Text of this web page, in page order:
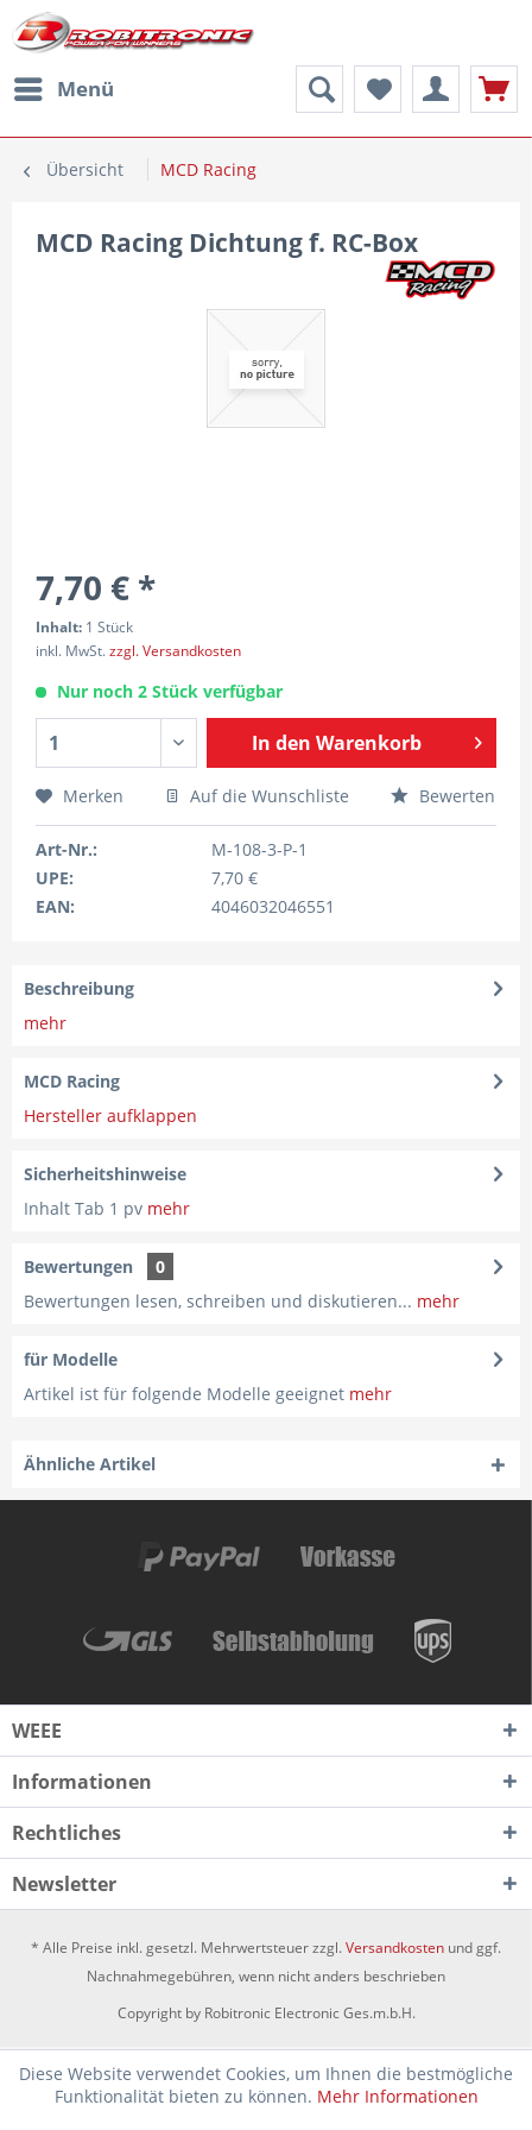
Menü
Übersicht MCD Racing
MCD Racing Dichtung f. RC-Box
7,70 € *
Inhalt: 1 Stück
inkl. MwSt.zzgl. Versandkosten
Nur noch 2 Stück verfügbar
In den Warenkorb
Merken Auf die Wunschliste Bewerten
Art-Nr.:
M-108-3-P-1
UPE:
7,70 €
EAN:
4046032046551
Beschreibung
mehr
MCD Racing
Hersteller aufklappen
Sicherheitshinweise
Inhalt Tab 1 pv mehr
Bewertungen
0
Bewertungen lesen, schreiben und diskutieren... mehr
für Modelle
Artikel ist für folgende Modelle geeignet mehr
Ähnliche Artikel
WEEE
Informationen
Rechtliches
Newsletter
* Alle Preise inkl. gesetzl. Mehrwertsteuer zzgl.Versandkosten und ggf.
Nachnahmegebühren, wenn nicht anders beschrieben
Copyright by Robitronic Electronic Ges.m.b.H.
Diese Website verwendet Cookies, um Ihnen die bestmögliche
Funktionalität bieten zu können. Mehr Informationen